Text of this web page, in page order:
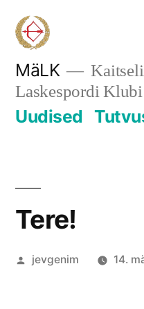
Skip
content
MäLK
Laskespordi Klubi
Uudised
Tere!
Posted
jevgenim 14.